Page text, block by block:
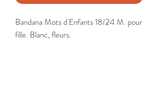
Bandana Mots d'Enfants 18/24 M. pour
fille. Blanc, fleurs.